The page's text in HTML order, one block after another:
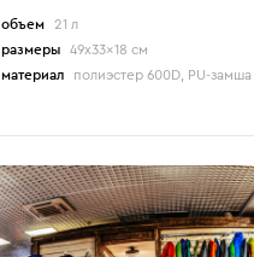
объем
21 л
размеры
49x33x18 см
материал
полиэстер 600D, PU-замша